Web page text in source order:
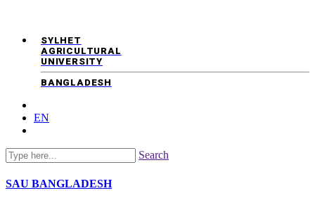
SYLHET
AGRICULTURAL
UNIVERSITY
BANGLADESH
EN
Search
SAU BANGLADESH